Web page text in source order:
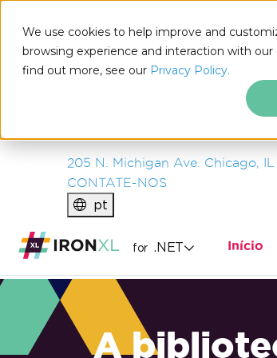
We use cookies to help improve and
browsing experience and interaction with our
find out more, see our Privacy Policy.
IRONSOFTWARE
PRODUTOS
EMPRESA
205 N. Michigan Ave. Chicago, IL
CONTATE-NOS
pt
for .NET Início
A